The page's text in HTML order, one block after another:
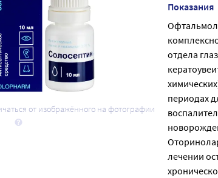
от изображённого на фотографии
Показания
отдела
периодах
лечении